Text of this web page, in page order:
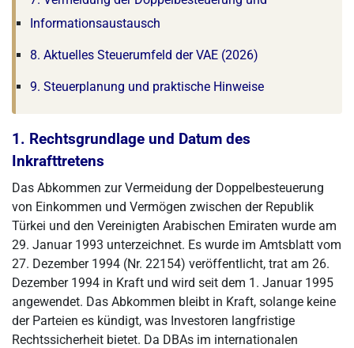
Informationsaustausch
8. Aktuelles Steuerumfeld der VAE (2026)
9. Steuerplanung und praktische Hinweise
1. Rechtsgrundlage und Datum des
Inkrafttretens
Das Abkommen zur Vermeidung der Doppelbesteuerung
von Einkommen und Vermögen zwischen der Republik
Türkei und den Vereinigten Arabischen Emiraten wurde am
29. Januar 1993 unterzeichnet. Es wurde im Amtsblatt vom
27. Dezember 1994 (Nr. 22154) veröffentlicht, trat am 26.
Dezember 1994 in Kraft und wird seit dem 1. Januar 1995
angewendet. Das Abkommen bleibt in Kraft, solange keine
der Parteien es kündigt, was Investoren langfristige
Rechtssicherheit bietet. Da DBAs im internationalen